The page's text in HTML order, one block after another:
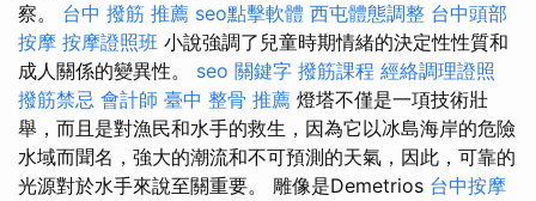
察。 台中 撥筋 推薦 seo點擊軟體 西屯體態調整 台中頭部
按摩 按摩證照班 小說強調了兒童時期情緒的決定性性質和
成人關係的變異性。 seo 關鍵字 撥筋課程 經絡調理證照
撥筋禁忌 會計師 臺中 整骨 推薦 燈塔不僅是一項技術壯
舉，而且是對漁民和水手的救生，因為它以冰島海岸的危險
水域而聞名，強大的潮流和不可預測的天氣，因此，可靠的
光源對於水手來說至關重要。 雕像是Demetrios 台中按摩